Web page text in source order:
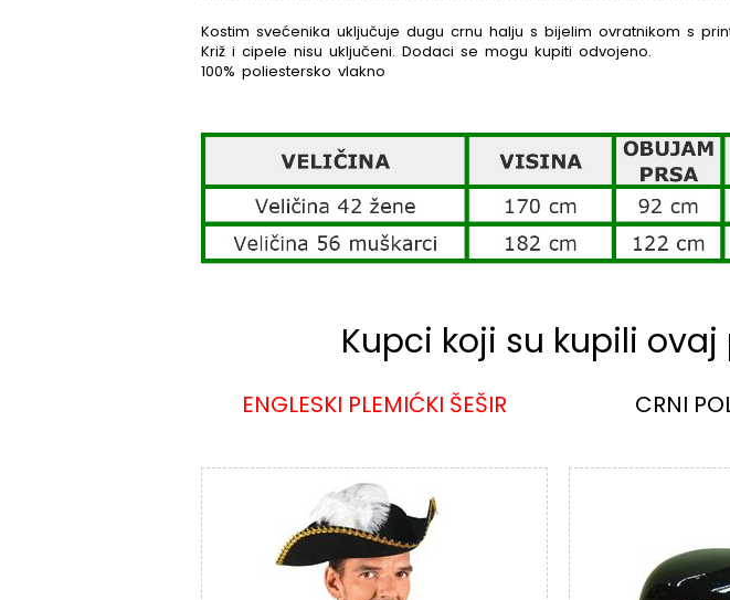
Kostim svećenika uključuje dugu crnu halju s bijelim ovratnikom s
Križ i cipele nisu uključeni. Dodaci se mogu kupiti odvojeno.
100% poliestersko vlakno
Kupci koji su kupili
ENGLESKI PLEMIĆKI ŠEŠIR CRNI